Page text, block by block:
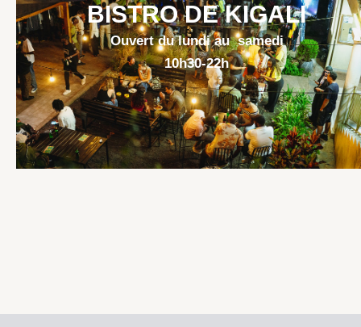
BISTRO DE KIGALI
Ouvert du lundi au samedi
10h30-22h